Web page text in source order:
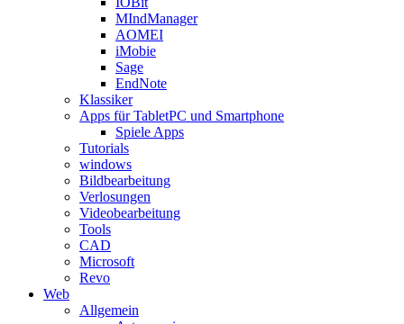
MIndManager
AOMEI
iMobie
Sage
EndNote
Klassiker
Apps für TabletPC und Smartphone
Spiele Apps
Tutorials
windows
Bildbearbeitung
Verlosungen
Videobearbeitung
Tools
CAD
Microsoft
Revo
Web
Allgemein